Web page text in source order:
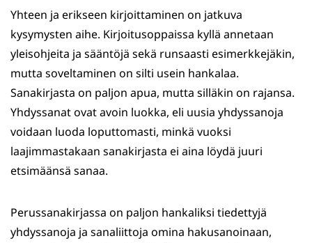
Yhteen ja erikseen kirjoittaminen on jatkuva
kysymysten aihe. Kirjoitusoppaissa kyllä annetaan
yleisohjeita ja sääntöjä sekä runsaasti esimerkkejäkin,
mutta soveltaminen on silti usein hankalaa.
Sanakirjasta on paljon apua, mutta silläkin on rajansa.
Yhdyssanat ovat avoin luokka, eli uusia yhdyssanoja
voidaan luoda loputtomasti, minkä vuoksi
laajimmastakaan sanakirjasta ei aina löydä juuri
etsimäänsä sanaa.
Perussanakirjassa on paljon hankaliksi tiedettyjä
yhdyssanoja ja sanaliittoja omina hakusanoinaan,